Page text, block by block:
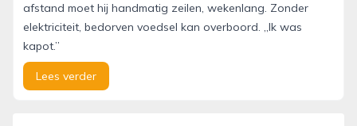
afstand moet hij handmatig zeilen, wekenlang. Zonder
elektriciteit, bedorven voedsel kan overboord. ,,Ik was
kapot.”
Lees verder